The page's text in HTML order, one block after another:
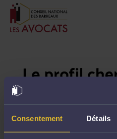
Consentement Détails
Le profil
été trouvé
Si vous souhaitez trouver
vous, veuillez utiliser